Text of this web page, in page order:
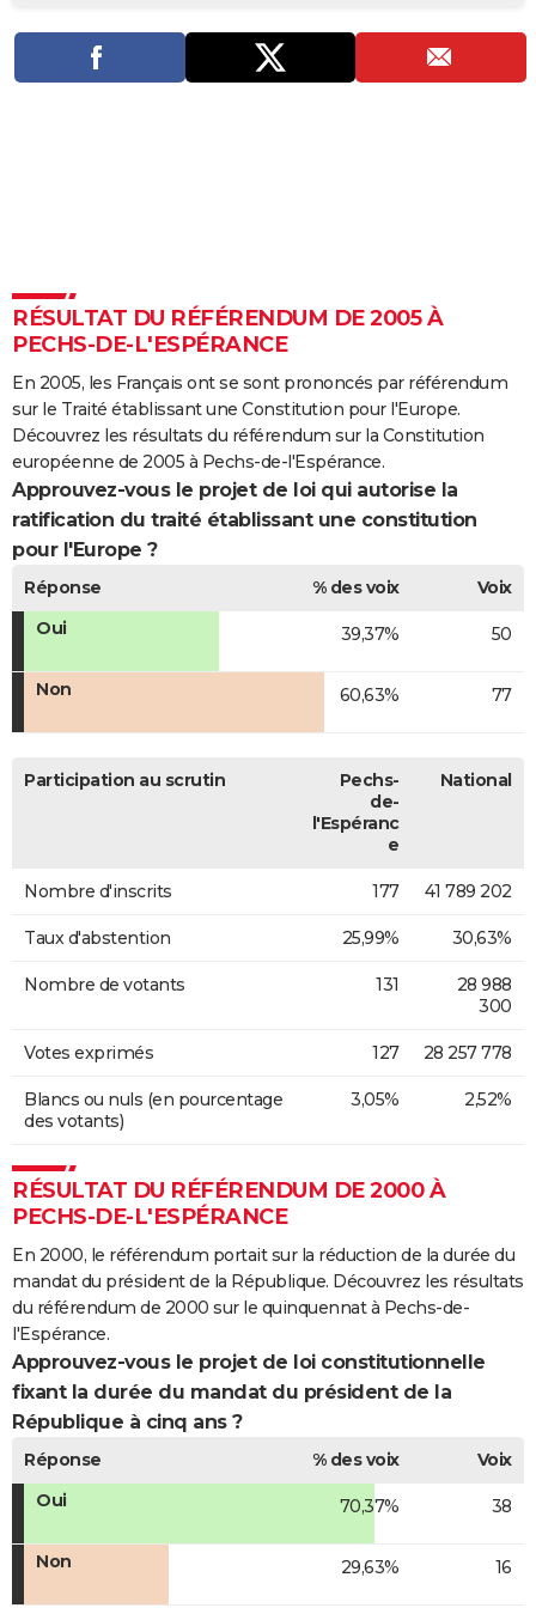
PHOTO
GUIDES D'ACHAT
COPAINS D'AVANT
FORUM
Bricolage
Lifestyle
Culture
Sport
Auto
Television
Voyage
Cinema
RÉSULTAT DU RÉFÉRENDUM DE 2005 À
PECHS-DE-L'ESPÉRANCE
En 2005, les Français ont se sont prononcés par référendum
sur le Traité établissant une Constitution pour l'Europe.
Découvrez les résultats du référendum sur la Constitution
européenne de 2005 à Pechs-de-l'Espérance.
Approuvez-vous le projet de loi qui autorise la
ratification du traité établissant une constitution
pour l'Europe ?
Réponse % des voix
Voix
Oui
39,37% 50
Non 60,63% 77
Participation au scrutin
Pechs-
de-
l'Espéranc
e
National
Nombre d'inscrits 177 41 789 202
Taux d'abstention 25,99% 30,63%
Nombre de votants 131
28 988
300
Votes exprimés 127 28 257 778
Blancs ou nuls (en pourcentage
des votants)
3,05% 2,52%
RÉSULTAT DU RÉFÉRENDUM DE 2000 À
PECHS-DE-L'ESPÉRANCE
En 2000, le référendum portait sur la réduction de la durée du
mandat du président de la République. Découvrez les résultats
du référendum de 2000 sur le quinquennat à Pechs-de-
l'Espérance.
Approuvez-vous le projet de loi constitutionnelle
fixant la durée du mandat du président de la
République à cinq ans ?
Réponse % des voix
Voix
Oui
70,37% 38
Non 29,63% 16